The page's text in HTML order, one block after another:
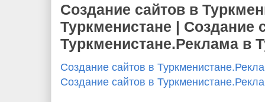
Создание сайтов в
Туркменистане | Создание
Туркменистане.Реклама в
Создание сайтов в
Создание сайтов в